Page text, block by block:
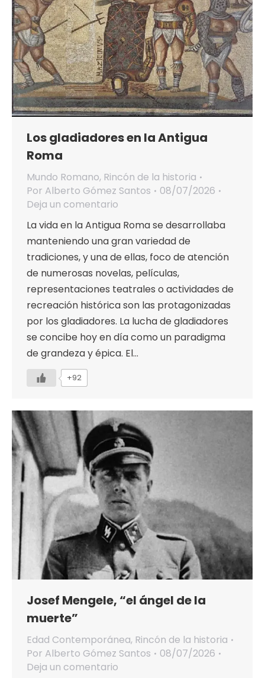
Los gladiadores en la Antigua
Roma
Mundo Romano, Rincón de la historia
Por Alberto Gómez Santos
08/07/2026
Deja un comentario
La vida en la Antigua Roma se desarrollaba
manteniendo una gran variedad de
tradiciones, y una de ellas, foco de atención
de numerosas novelas, películas,
representaciones teatrales o actividades de
recreación histórica son las protagonizadas
por los gladiadores. La lucha de gladiadores
se concibe hoy en día como un paradigma
de grandeza y épica. El…
+92
Josef Mengele, “el ángel de la
muerte”
Edad Contemporánea, Rincón de la historia
Por Alberto Gómez Santos
08/07/2026
Deja un comentario